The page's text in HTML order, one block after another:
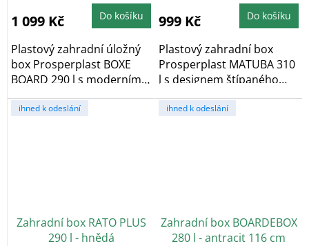
4,4
z
5
1 099 Kč Do košíku
Plastový zahradní úložný
box Prosperplast BOXE
BOARD 290 l s moderním
designem v...
5,0
z
5
999 Kč Do košíku
Plastový zahradní box
Prosperplast MATUBA 310
l s designem štípaného
bambusu v odstínu...
ihned k odeslání
Zahradní box RATO PLUS
290 l - hnědá
ihned k odeslání
Zahradní box BOARDEBOX
280 l - antracit 116 cm